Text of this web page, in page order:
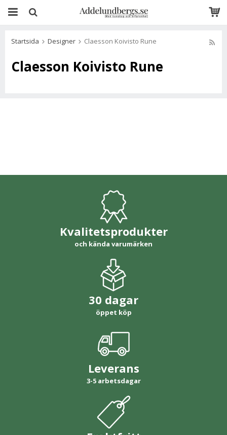
Startsida Designer Claesson Koivisto Rune
Claesson Koivisto Rune
Kvalitetsprodukter
och kända varumärken
30 dagar
öppet köp
Leverans
3-5 arbetsdagar